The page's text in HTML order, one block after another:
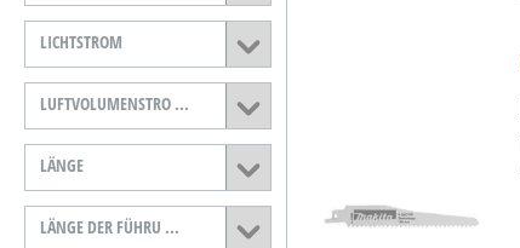
LICHTSTROM
LUFTVOLUMENSTRO ...
LÄNGE
LÄNGE DER FÜHRU ...